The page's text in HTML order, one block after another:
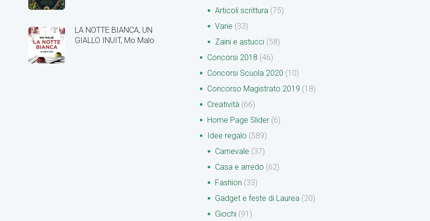
LA NOTTE BIANCA, UN
GIALLO INUIT, Mo Malo
Articoli scrittura (75)
Varie (33)
Zaini e astucci (58)
Concorsi 2018 (46)
Concorsi Scuola 2020 (10)
Concorso Magistrato 2019 (18)
Creatività (66)
Home Page Slider (6)
Idee regalo (589)
Carnevale (37)
Casa e arredo (62)
Fashion (33)
Gadget e feste di Laurea (20)
Giochi (91)